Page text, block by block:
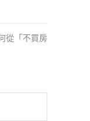
從「不買房